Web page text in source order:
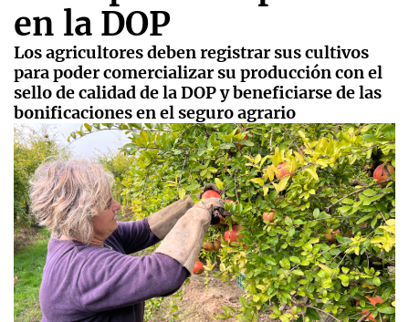
en la DOP
Los agricultores deben registrar sus cultivos
para poder comercializar su producción con el
sello de calidad de la DOP y beneficiarse de las
bonificaciones en el seguro agrario